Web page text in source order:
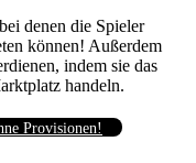
denen die Spieler
können! Außerdem
indem sie das
handeln.
Provisionen!